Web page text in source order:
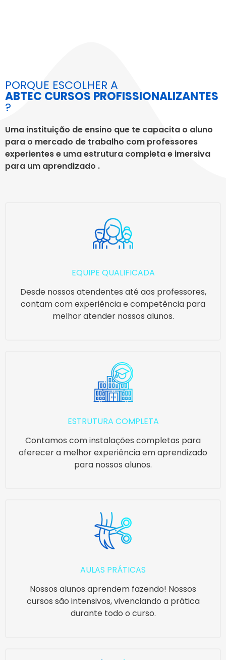
PORQUE ESCOLHER A
ABTEC CURSOS PROFISSIONALIZANTES
?
Uma instituição de ensino que te capacita o aluno
para o mercado de trabalho com professores
experientes e uma estrutura completa e imersiva
para um aprendizado .
EQUIPE QUALIFICADA
Desde nossos atendentes até aos professores,
contam com experiência e competência para
melhor atender nossos alunos.
ESTRUTURA COMPLETA
Contamos com instalações completas para
oferecer a melhor experiência em aprendizado
para nossos alunos.
AULAS PRÁTICAS
Nossos alunos aprendem fazendo! Nossos
cursos são intensivos, vivenciando a prática
durante todo o curso.